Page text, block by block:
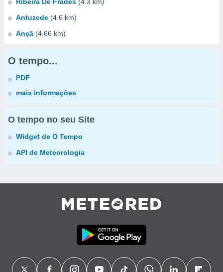
Antuzede (4.6 km)
Ançã (4.66 km)
O tempo...
PDF
mais informações
O tempo no seu Site
Widget de O Tempo
API de Meteorologia